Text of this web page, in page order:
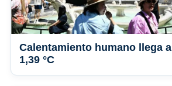
Calentamiento humano llega a
1,39 °C